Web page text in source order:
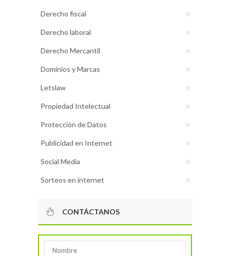
Derecho fiscal
Derecho laboral
Derecho Mercantil
Dominios y Marcas
Letslaw
Propiedad Intelectual
Protección de Datos
Publicidad en Internet
Social Media
Sorteos en internet
CONTÁCTANOS